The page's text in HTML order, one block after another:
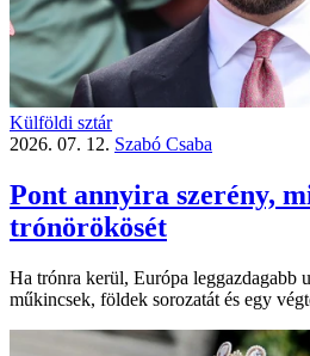
Külföldi sztár
2026. 07. 12. Szabó Csaba
Pont annyira szerény,
trónörökösét
Ha trónra kerül, Európa
műkincsek, földek sorozatát és egy